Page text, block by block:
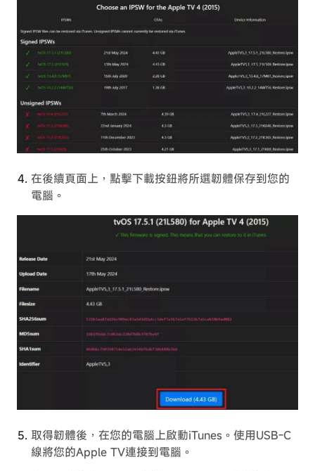
在後續頁面上，點擊下載按鈕將所選韌體保存到您的
電腦。
取得韌體後，在您的電腦上啟動iTunes。使用USB-C
線將您的Apple TV連接到電腦。